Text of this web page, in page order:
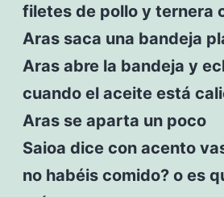
filetes de pollo y ternera
Aras saca una bandeja
Aras abre la bandeja y
cuando el aceite está
Aras se aparta un poco
Saioa dice con acento
no habéis comido? o es